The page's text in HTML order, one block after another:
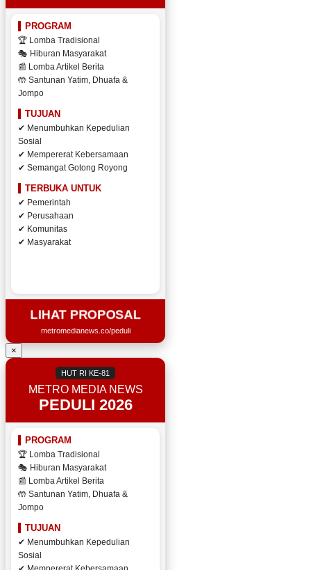
PROGRAM
🏆 Lomba Tradisional
🎭 Hiburan Masyarakat
📰 Lomba Artikel Berita
🤲 Santunan Yatim, Dhuafa &
Jompo
TUJUAN
✔ Menumbuhkan Kepedulian
Sosial
✔ Mempererat Kebersamaan
✔ Semangat Gotong Royong
TERBUKA UNTUK
✔ Pemerintah
✔ Perusahaan
✔ Komunitas
✔ Masyarakat
LIHAT PROPOSAL
metromedianews.co/peduli
×
HUT RI KE-81
METRO MEDIA NEWS
PEDULI 2026
PROGRAM
🏆 Lomba Tradisional
🎭 Hiburan Masyarakat
📰 Lomba Artikel Berita
🤲 Santunan Yatim, Dhuafa &
Jompo
TUJUAN
✔ Menumbuhkan Kepedulian
Sosial